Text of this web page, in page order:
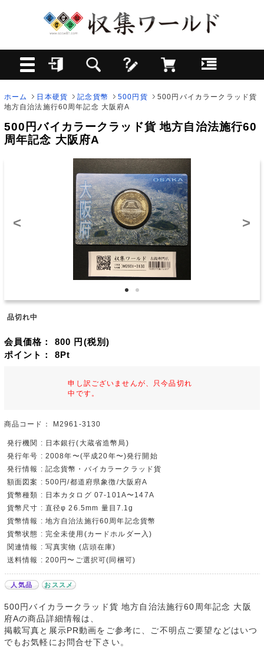
ホーム 日本硬貨 記念貨幣 500円貨
500円バイカラークラッド貨
地方自治法施行60周年記念 大阪府A
500円バイカラークラッド貨 地方自治法施行60
周年記念 大阪府A
< >
品切れ中
会員価格： 800 円(税別)
ポイント： 8Pt
申し訳ございませんが、只今品切れ
中です。
商品コード： M2961-3130
発行機関 : 日本銀行(大蔵省造幣局)
発行年号 : 2008年〜(平成20年〜)発行開始
発行情報 : 記念貨幣・バイカラークラッド貨
額面図案 : 500円/都道府県象徴/大阪府A
貨幣種類 : 日本カタログ 07-101A〜147A
貨幣尺寸 : 直径φ 26.5mm 量目7.1g
貨幣情報 : 地方自治法施行60周年記念貨幣
貨幣状態 : 完全未使用(カードホルダー入)
関連情報 : 写真実物 (店頭在庫)
送料情報 : 200円〜ご選択可(同梱可)
人気品 おススメ
500円バイカラークラッド貨 地方自治法施行60周年記念 大阪
府Aの商品詳細情報は、
掲載写真と展示PR動画をご参考に、ご不明点ご要望などはいつ
でもお気軽にお問合せ下さい。